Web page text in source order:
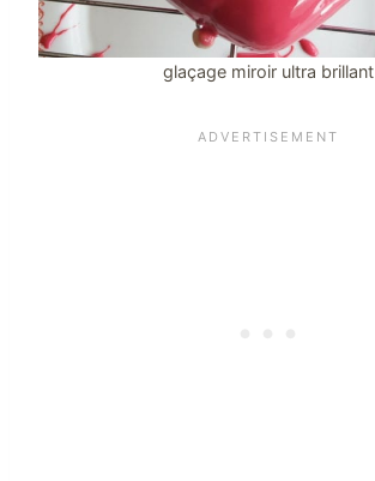
glaçage miroir ultra brillant